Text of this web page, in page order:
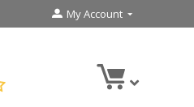
My Account